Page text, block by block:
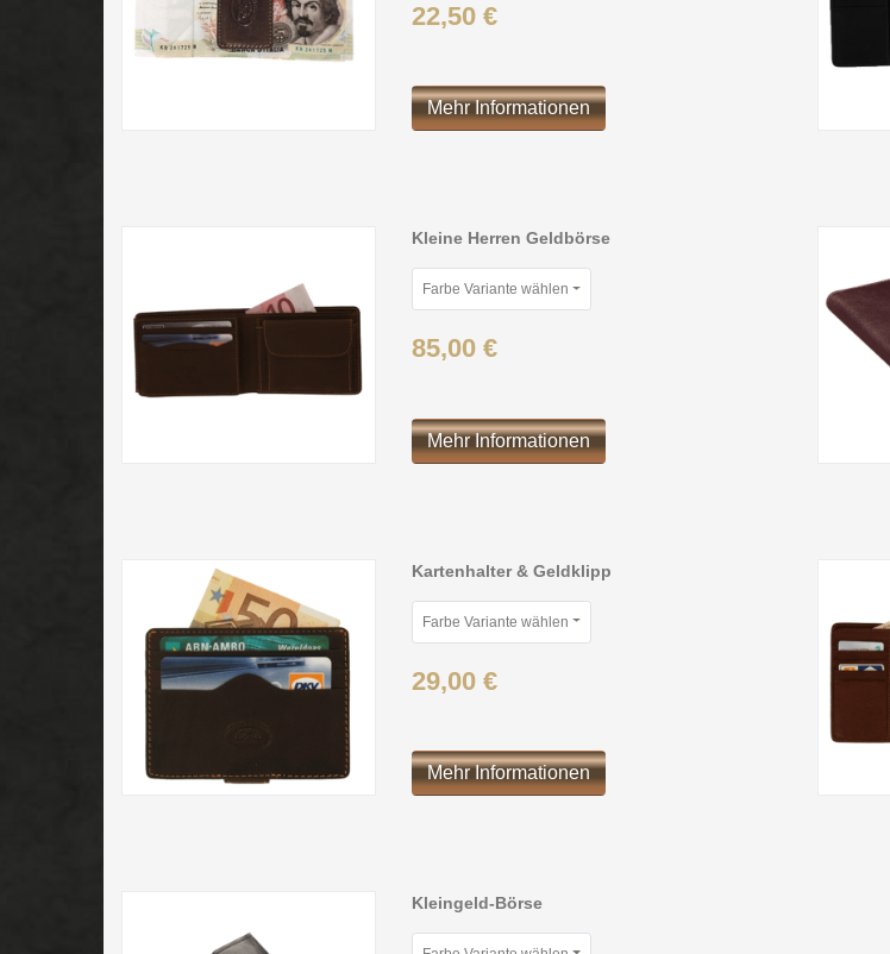
22,50 €
Mehr Informationen
Kleine Herren Geldbörse
Farbe Variante wählen
85,00 €
Mehr Informationen
Kartenhalter & Geldklipp
Farbe Variante wählen
29,00 €
Mehr Informationen
Kleingeld-Börse